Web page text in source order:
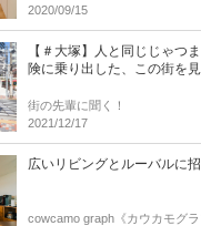
2020/09/15
【＃大塚】人と同じじゃつ
険に乗り出した、この街を
街の先輩に聞く！
2021/12/17
広いリビングとルーバルに
cowcamo graph《カウカモグラ